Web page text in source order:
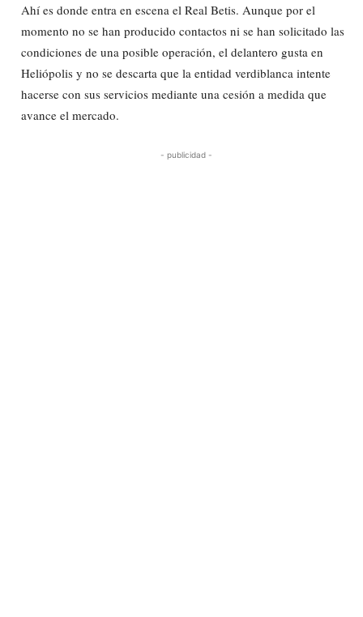
Ahí es donde entra en escena el Real Betis. Aunque por el
momento no se han producido contactos ni se han solicitado las
condiciones de una posible operación, el delantero gusta en
Heliópolis y no se descarta que la entidad verdiblanca intente
hacerse con sus servicios mediante una cesión a medida que
avance el mercado.
- publicidad -